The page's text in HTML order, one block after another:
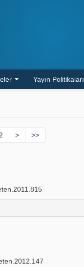
Yayın Politikaları
> >>